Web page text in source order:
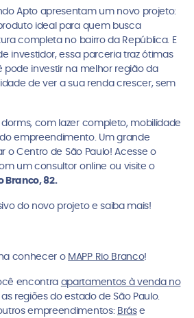
Apto apresentam um novo projeto:
ideal para quem busca
completa no bairro da República. E
investidor, essa parceria traz ótimas
pode investir na melhor região da
de ver a sua renda crescer, sem
com lazer completo, mobilidade
empreendimento. Um grande
o Centro de São Paulo! Acesse o
um consultor online ou visite o
Branco, 82.
do novo projeto e saiba mais!
conhecer o MAPP Rio Branco!
encontra apartamentos à venda no
regiões do estado de São Paulo.
empreendimentos: Bráse